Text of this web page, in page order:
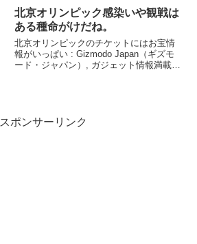
北京オリンピック感染いや観戦は
ある種命がけだね。
北京オリンピックのチケットにはお宝情
報がいっぱい : Gizmodo Japan（ギズモ
ード・ジャパン）, ガジェット情報満載ブ
スポンサーリンク